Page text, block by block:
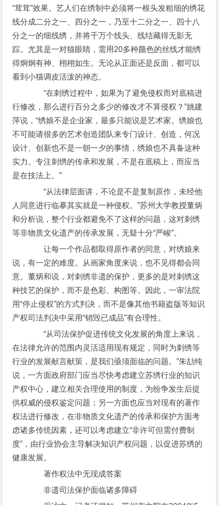
“茸茸”效果。艺人们在绣制中必须将一根头发粗细的绣花
线分成二分之一、四分之一，乃至十二分之一、四十八
分之一的细线绣，并将千万个线头、线结藏得无影无
踪。尤其是一对猫眼睛，需用20多种颜色的丝线才能绣
得炯炯有神、栩栩如生。无论从正面还是反面，都可以
看到小猫调皮活泼的神态。
“在刺绣过程中，如果为了避免侵权而对底稿进
行修改，那么进行百分之多少的修改才不算侵权？”姚建
萍说，“绣娘不是企业家，最多只能说是艺术家。绣娘也
不可能请很多的艺术创造团队来专门设计、创造，何况
设计、创新也不是一朝一夕的事情，绣娘也不具备这种
实力。专注刺绣的传承和发展，不是在底稿上，而应当
是在技法上。”
“从法律层面讲，不论是不是复制原作，未经他
人同意进行临摹其实就是一种侵权。”苏州大学教授董炳
和分析说，整个行业都避免不了这样的问题，这对刺绣
等非物质文化遗产的传承发展，无疑十分“严峻”。
让每一个作品都取得原作者的同意，对绣娘来
说，有一定的难度。从画家角度来说，也不见得都会同
意。董炳和说，对刺绣非遗的保护，更多的是对刺绣这
种技艺的保护，而不是色彩、构图等。因此，一审法院
用“停止侵权”的方式判决，而不是像其他书籍盗版等知识
产权司法判决中采用“销毁已成品”有合理性。
“从司法保护促进传统文化发展的角度上来说，
在法律允许的范围内灵活适用现有规定，同时为刺绣等
行业的发展献言献策，是我们亟须面临的问题。”朱劼纯
说，一方面政府部门应当尽快考虑建立苏绣行业的知识
产权中心，建立相关合理使用的制度，为纷争发生后提
供权威的侵权鉴定问题；另一方面也应当对现有的著作
权法进行修改，在非物质文化遗产的传承和保护方面考
虑诸多传统因素，还可以考虑建立“非许可但需付费制
度”，由行业协会主导解决知识产权问题，以促进苏绣的
健康发展。
著作权法中无现成答案
非遗司法保护面临诸多障碍